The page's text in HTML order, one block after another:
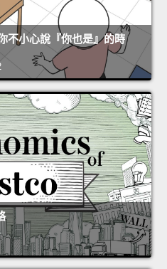
不小心說『你也是』的時